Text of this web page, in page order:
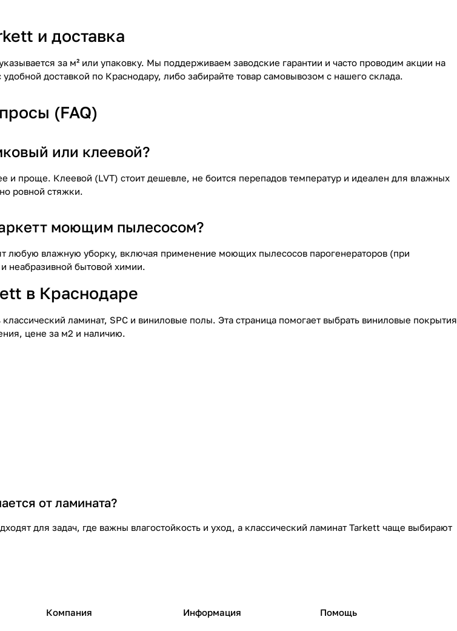
и доставка
за м² или упаковку. Мы поддерживаем заводские гарантии и часто проводим акции на
удобной доставкой по Краснодару, либо забирайте товар самовывозом с нашего склада.
(FAQ)
или клеевой?
и проще. Клеевой (LVT) стоит дешевле, не боится перепадов температур и идеален для влажных
ровной стяжки.
моющим пылесосом?
любую влажную уборку, включая применение моющих пылесосов парогенераторов (при
неабразивной бытовой химии.
в Краснодаре
ламинат, SPC и виниловые полы. Эта страница помогает выбрать виниловые покрытия
цене за м2 и наличию.
от ламината?
для задач, где важны влагостойкость и уход, а классический ламинат Tarkett чаще выбирают
Компания Информация Помощь